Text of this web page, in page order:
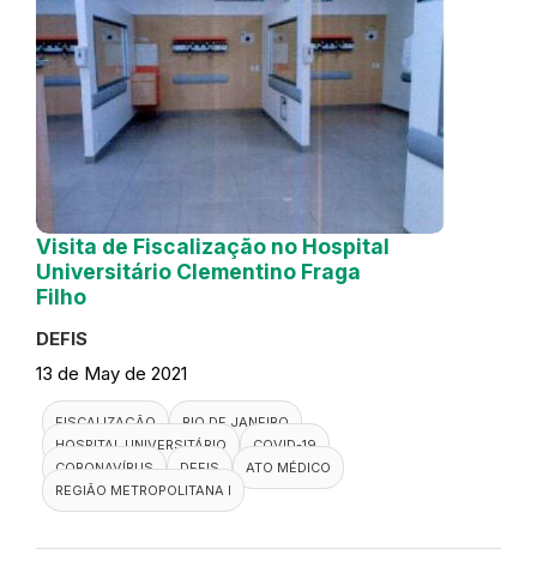
Visita de Fiscalização no Hospital
Universitário Clementino Fraga
Filho
DEFIS
13 de May de 2021
FISCALIZAÇÃO
RIO DE JANEIRO
HOSPITAL UNIVERSITÁRIO
COVID-19
CORONAVÍRUS
DEFIS
ATO MÉDICO
REGIÃO METROPOLITANA I